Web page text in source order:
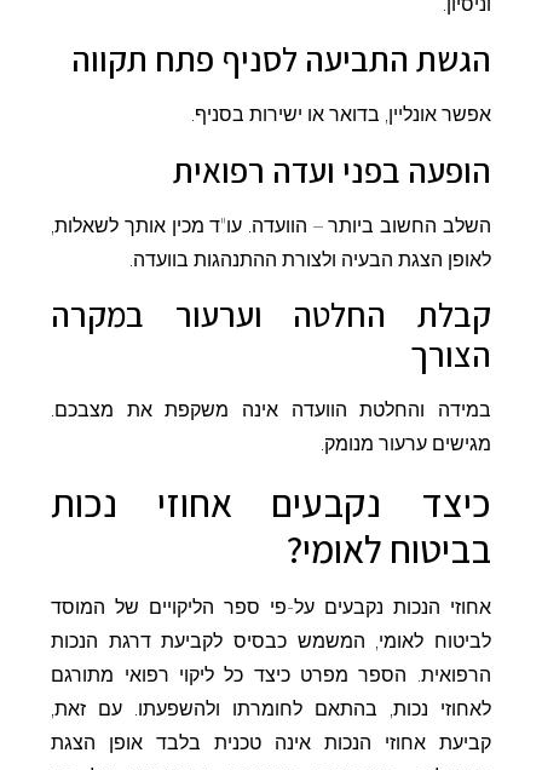
הגשת התביעה לסניף פתח תקווה
אפשר אונליין, בדואר או ישירות בסניף.
הופעה בפני ועדה רפואית
השלב החשוב ביותר – הוועדה. עו"ד מכין אותך לשאלות,
לאופן הצגת הבעיה ולצורת ההתנהגות בוועדה.
קבלת החלטה וערעור במקרה
הצורך
במידה והחלטת הוועדה אינה משקפת את מצבכם.
מגישים ערעור מנומק.
כיצד נקבעים אחוזי נכות
בביטוח לאומי?
אחוזי הנכות נקבעים על-פי ספר הליקויים של המוסד
לביטוח לאומי, המשמש כבסיס לקביעת דרגת הנכות
הרפואית. הספר מפרט כיצד כל ליקוי רפואי מתורגם
לאחוזי נכות, בהתאם לחומרתו ולהשפעתו. עם זאת,
קביעת אחוזי הנכות אינה טכנית בלבד אופן הצגת